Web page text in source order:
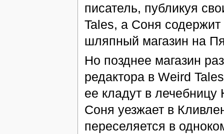
писатель, публикуя
Tales, а Соня
шляпный магазин на
Но позднее магазин
редактора в Weird
ее кладут в
Соня уезжает в
переселяется в